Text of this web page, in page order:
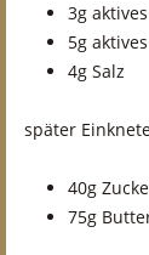
3g
5g
4g Salz
später
40g
75g